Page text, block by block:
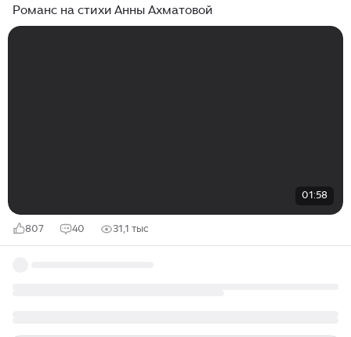
Романс на стихи Анны Ахматовой
01:58
807 40 31,1 тыс